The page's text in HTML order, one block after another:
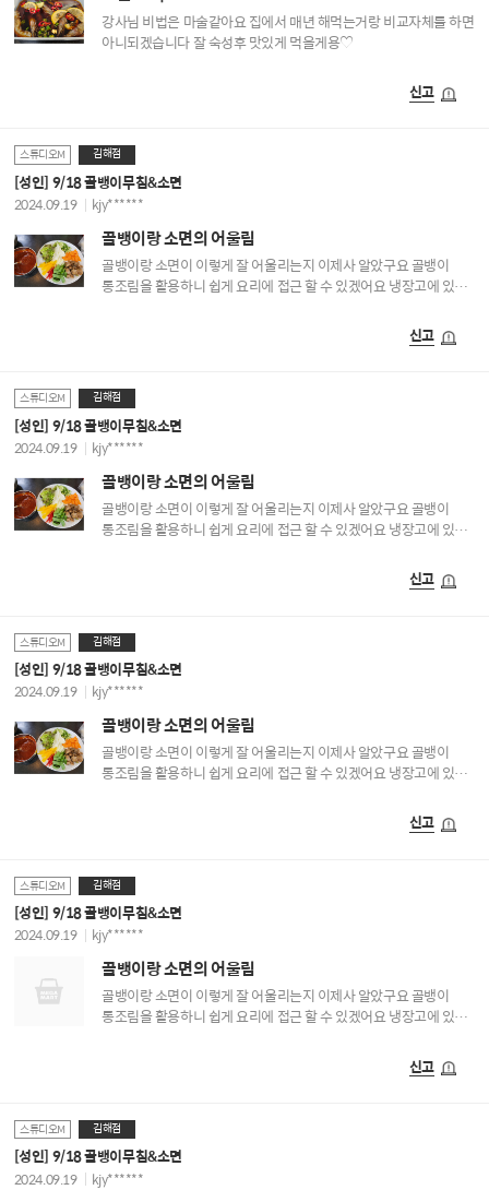
강사님 비법은 마술같아요 집에서 매년 해먹는거랑 비교자체를 하면
아니되겠습니다 잘 숙성후 맛있게 먹을게용♡
신고
스튜디오M 김해점
[성인] 9/18 골뱅이무침&소면
2024.09.19 kjy******
골뱅이랑 소면의 어울림
골뱅이랑 소면이 이렇게 잘 어울리는지 이제사 알았구요 골뱅이
통조림을 활용하니 쉽게 요리에 접근 할 수 있겠어요 냉장고에 있는
신고
스튜디오M 김해점
[성인] 9/18 골뱅이무침&소면
2024.09.19 kjy******
골뱅이랑 소면의 어울림
골뱅이랑 소면이 이렇게 잘 어울리는지 이제사 알았구요 골뱅이
통조림을 활용하니 쉽게 요리에 접근 할 수 있겠어요 냉장고에 있는
신고
스튜디오M 김해점
[성인] 9/18 골뱅이무침&소면
2024.09.19 kjy******
골뱅이랑 소면의 어울림
골뱅이랑 소면이 이렇게 잘 어울리는지 이제사 알았구요 골뱅이
통조림을 활용하니 쉽게 요리에 접근 할 수 있겠어요 냉장고에 있는
신고
스튜디오M 김해점
[성인] 9/18 골뱅이무침&소면
2024.09.19 kjy******
골뱅이랑 소면의 어울림
골뱅이랑 소면이 이렇게 잘 어울리는지 이제사 알았구요 골뱅이
통조림을 활용하니 쉽게 요리에 접근 할 수 있겠어요 냉장고에 있는
신고
스튜디오M 김해점
[성인] 9/18 골뱅이무침&소면
2024.09.19 kjy******